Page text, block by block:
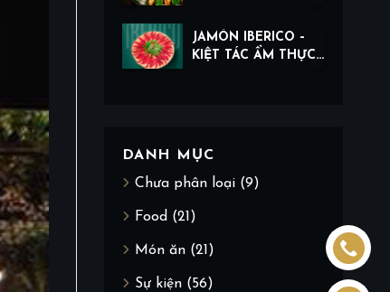
THỊ GIÁC
JAMÓN IBERICO –
KIỆT TÁC ẨM THỰC
DANH MỤC
Chưa phân loại (9)
Food (21)
Món ăn (21)
Sự kiện (56)